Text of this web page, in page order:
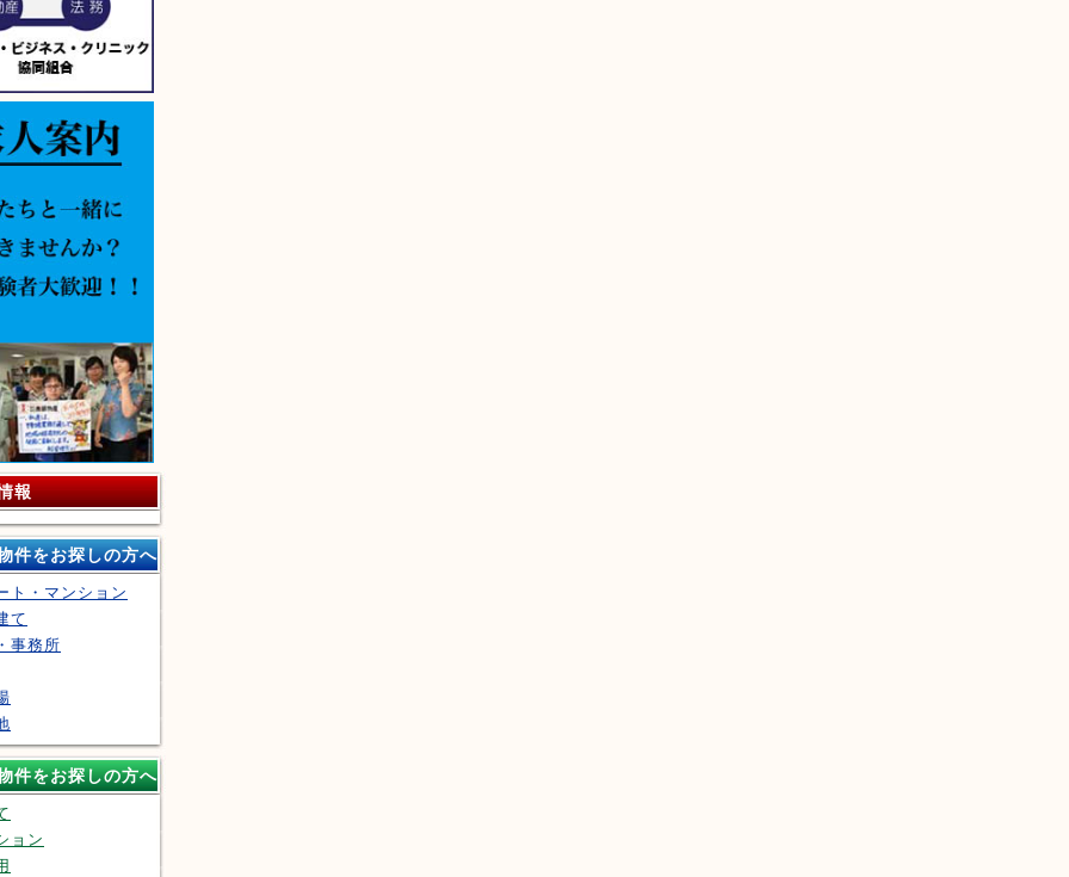
報
件をお探しの方へ
ト・マンション
て
事務所
件をお探しの方へ
ョン